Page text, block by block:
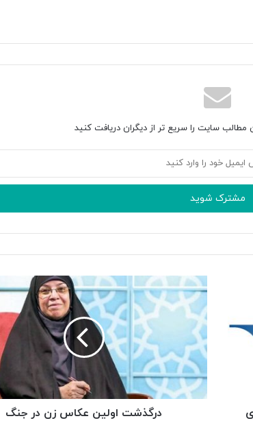
مطالب سایت را سریع تر از دیگران دریافت کنید
درگذشت اولین عکاس زن در جنگ